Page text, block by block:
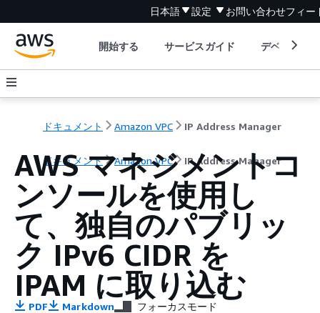
日本語 設定 お問い合わせフィー
開始する サービスガイド デベロッパ
ドキュメント Amazon VPC IP Address Manager
ドキュメント Amazon VPC IP Address Manager
AWS マネジメントコ
ンソールを使用し
て、独自のパブリッ
ク IPv6 CIDR を
IPAM に取り込む
PDF Markdown フォーカスモード